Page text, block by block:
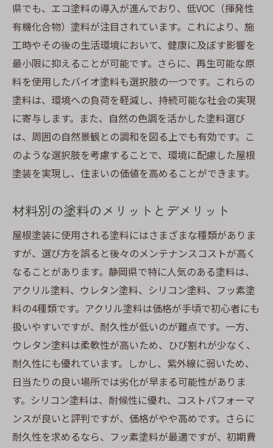
県でも、エコ塗料の導入が進んでおり、低VOC（揮発性
有機化合物）塗料が注目されています。これにより、施
工時やその後の生活環境において、健康に及ぼす影響を
最小限に抑えることが可能です。さらに、再生可能な原
料を使用したバイオ塗料も選択肢の一つです。これらの
塗料は、環境への負荷を軽減し、持続可能な社会の実現
に寄与します。また、自然の色調を活かした塗料選び
は、周囲の自然景観との調和を図る上でも有効です。こ
のような選択肢を考慮することで、環境に配慮した屋根
塗装を実現し、住まいの価値を高めることができます。
材料別の塗料のメリットとデメリット
屋根塗装に使用される塗料にはさまざまな種類がありま
すが、選び方を誤ると後々のメンテナンスコストが高く
なることがあります。静岡県で特に人気のある塗料は、
アクリル塗料、ウレタン塗料、シリコン塗料、フッ素塗
料の4種類です。アクリル塗料は価格が手頃で初心者にも
扱いやすいですが、耐久性が低いのが難点です。一方、
ウレタン塗料は柔軟性が高いため、ひび割れが少なく、
耐久性にも優れています。しかし、紫外線に弱いため、
日当たりの良い場所では劣化が早まる可能性がありま
す。シリコン塗料は、耐候性に優れ、コストパフォーマ
ンスが良いと評判ですが、価格がやや高めです。さらに
耐久性を求めるなら、フッ素塗料が最適ですが、初期費